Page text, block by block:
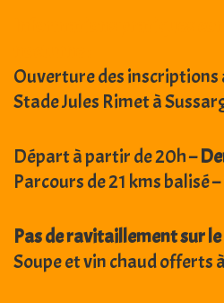
Ouverture des inscriptions
Stade Jules Rimet à
Départ à partir de 20h –
Parcours de 21 kms balisé
Pas de ravitaillement sur
Soupe et vin chaud offerts